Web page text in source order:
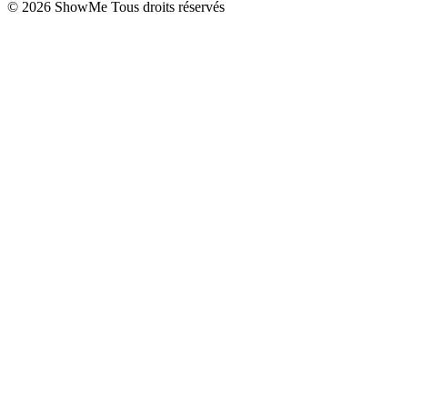
© 2026 ShowMe Tous droits réservés